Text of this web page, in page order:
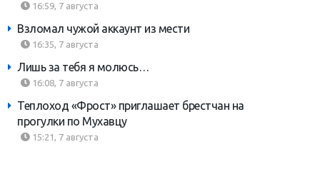
16:59, 7 августа
Взломал чужой аккаунт из мести
16:35, 7 августа
Лишь за тебя я молюсь…
16:08, 7 августа
Теплоход «Фрост» приглашает брестчан на
прогулки по Мухавцу
15:21, 7 августа